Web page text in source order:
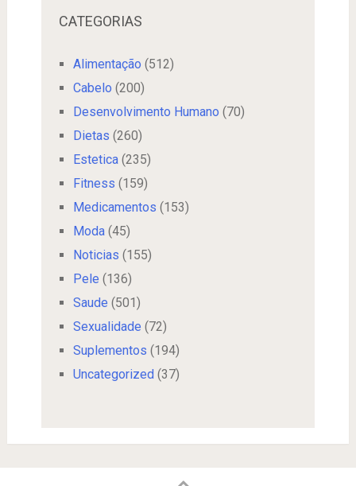
CATEGORIAS
Alimentação (512)
Cabelo (200)
Desenvolvimento Humano (70)
Dietas (260)
Estetica(235)
Fitness (159)
Medicamentos (153)
Moda(45)
Noticias (155)
Pele (136)
Saude (501)
Sexualidade (72)
Suplementos (194)
Uncategorized (37)